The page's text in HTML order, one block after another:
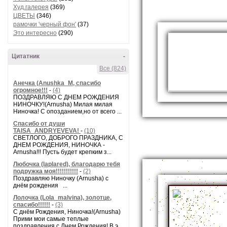
Худ.галерея (369)
ЦВЕТЫ (346)
рамочки 'черный фон' (37)
Это интересно (290)
-
Цитатник
Все (824)
Анечка (Anushka_M, спасибо
огромное!!! - (4)
ПОЗДРАВЛЯЮ С ДНЕМ РОЖДЕНИЯ
НИНОЧКУ!(Arnusha) Милая милая
Ниночка! С опозданием,но от всего ...
Спасибо от души
TAISA_ANDRYEVEVA! - (10)
СВЕТЛОГО, ДОБРОГО ПРАЗДНИКА, С
ДНЕМ РОЖДЕНИЯ, НИНОЧКА -
Arnusha!!! Пусть будет крепким з...
Любочка (laplared), благодарю тебя
подружка моя!!!!!!!!!!! - (2)
Поздравляю Ниночку (Arnusha) с
днём рождения ...
Лолочка (Lola_malvina), золотце,
спасибо!!!!!! - (3)
С днём Рождения, Ниночка!(Аrnusha)
Прими мои самые теплые